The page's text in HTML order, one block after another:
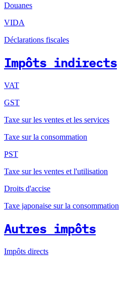
Douanes
VIDA
Déclarations fiscales
Impôts indirects
VAT
GST
Taxe sur les ventes et les services
Taxe sur la consommation
PST
Taxe sur les ventes et l'utilisation
Droits d'accise
Taxe japonaise sur la consommation
Autres impôts
Impôts directs